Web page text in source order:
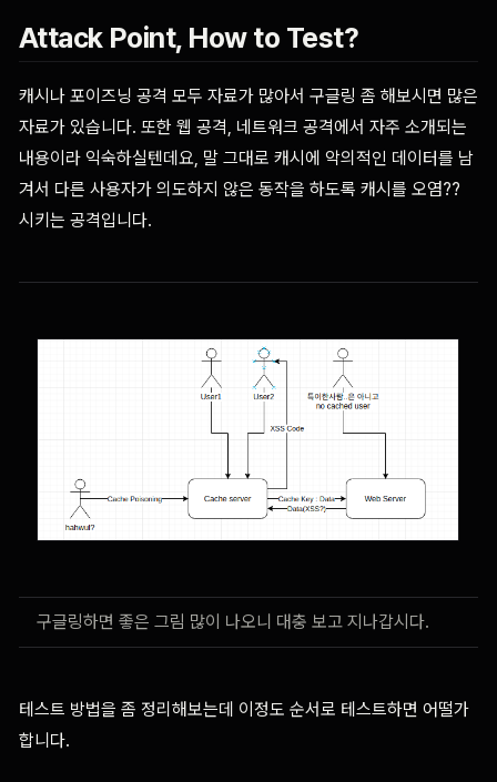
Attack Point, How to Test?
캐시나 포이즈닝 공격 모두 자료가 많아서 구글링 좀 해보시면 많은
자료가 있습니다. 또한 웹 공격, 네트워크 공격에서 자주 소개되는
내용이라 익숙하실텐데요, 말 그대로 캐시에 악의적인 데이터를 남
겨서 다른 사용자가 의도하지 않은 동작을 하도록 캐시를 오염??
시키는 공격입니다.
구글링하면 좋은 그림 많이 나오니 대충 보고 지나갑시다.
테스트 방법을 좀 정리해보는데 이정도 순서로 테스트하면 어떨가
합니다.